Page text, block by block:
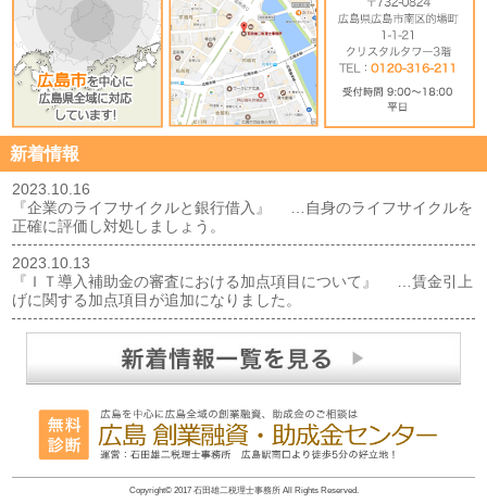
新着情報
2023.10.16
『企業のライフサイクルと銀行借入』 …自身のライフサイクルを
正確に評価し対処しましょう。
2023.10.13
『ＩＴ導入補助金の審査における加点項目について』 …賃金引上
げに関する加点項目が追加になりました。
Copyright© 2017 石田雄二税理士事務所 All Rights Reserved.